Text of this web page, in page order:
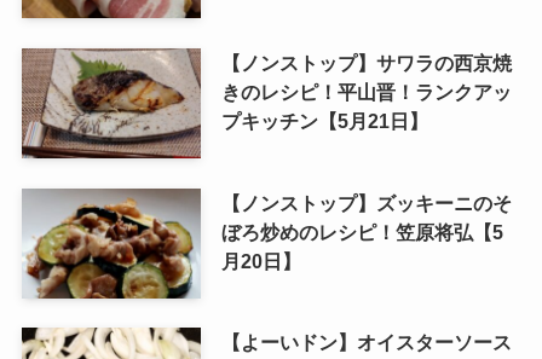
【ノンストップ】サワラの西京焼
きのレシピ！平山晋！ランクアッ
プキッチン【5月21日】
【ノンストップ】ズッキーニのそ
ぼろ炒めのレシピ！笠原将弘【5
月20日】
【よーいドン】オイスターソース